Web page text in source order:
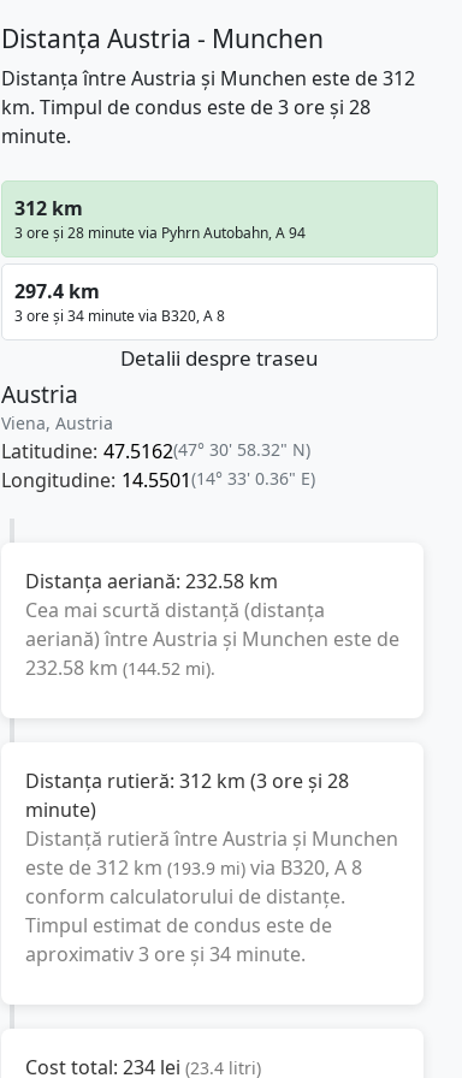
Distanța Austria - Munchen
Distanța între Austria și Munchen este de 312
km. Timpul de condus este de 3 ore și 28
minute.
312 km
3 ore și 28 minute via Pyhrn Autobahn, A 94
297.4 km
3 ore și 34 minute via B320, A 8
Detalii despre traseu
Austria
Viena, Austria
Latitudine: 47.5162(47° 30' 58.32" N)
Longitudine: 14.5501(14° 33' 0.36" E)
Distanța aeriană: 232.58 km
Cea mai scurtă distanță (distanța
aeriană) întreAustria și Munchen este de
232.58 km (144.52 mi).
Distanța rutieră: 312 km (3 ore și 28
minute)
Distanță rutieră întreAustria și Munchen
este de312 km (193.9 mi) via B320, A 8
conform calculatorului de distanțe.
Timpul estimat de condus este de
aproximativ3 ore și 34 minute.
Cost total: 234 lei (23.4 litri)